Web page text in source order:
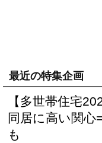
最近の特集企画
【多世帯住宅
同居に高い関心
も